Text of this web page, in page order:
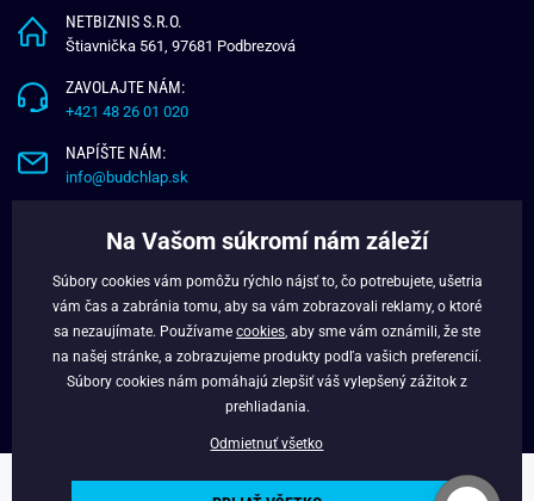
NETBIZNIS S.R.O.
Štiavnička 561, 97681 Podbrezová
ZAVOLAJTE NÁM:
+421 48 26 01 020
NAPÍŠTE NÁM:
info@budchlap.sk
VERNOSTNÝ PROGRAM
FACEBOOK
Copyright © 2025 - Budchlap.sk Všetky práva vyhradené. webdesign ©
Na Vašom súkromí nám záleží
Súbory cookies vám pomôžu rýchlo nájsť to, čo potrebujete, ušetria
vám čas a zabránia tomu, aby sa vám zobrazovali reklamy, o ktoré
sa nezaujímate. Používame cookies , aby sme vám oznámili, že ste
na našej stránke, a zobrazujeme produkty podľa vašich preferencií.
Súbory cookies nám pomáhajú zlepšiť váš vylepšený zážitok z
prehliadania.
Odmietnuť všetko